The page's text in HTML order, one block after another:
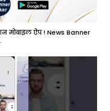
मोबाइल ऐप ! News Banner